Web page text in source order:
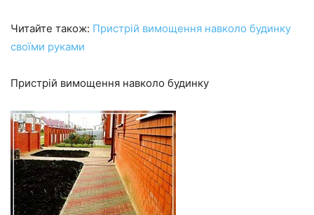
Читайте також: Пристрій вимощення навколо будинку
своїми руками
Пристрій вимощення навколо будинку